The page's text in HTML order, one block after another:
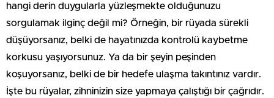
hangi derin duygularla yüzleşmekte olduğunuzu
sorgulamak ilginç değil mi? Örneğin, bir rüyada sürekli
düşüyorsanız, belki de hayatınızda kontrolü kaybetme
korkusu yaşıyorsunuz. Ya da bir şeyin peşinden
koşuyorsanız, belki de bir hedefe ulaşma takıntınız vardır.
İşte bu rüyalar, zihninizin size yapmaya çalıştığı bir çağrıdır.